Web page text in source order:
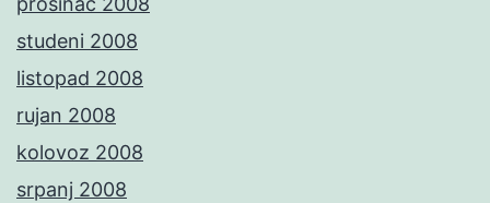
studeni 2008
listopad 2008
rujan 2008
kolovoz 2008
srpanj 2008